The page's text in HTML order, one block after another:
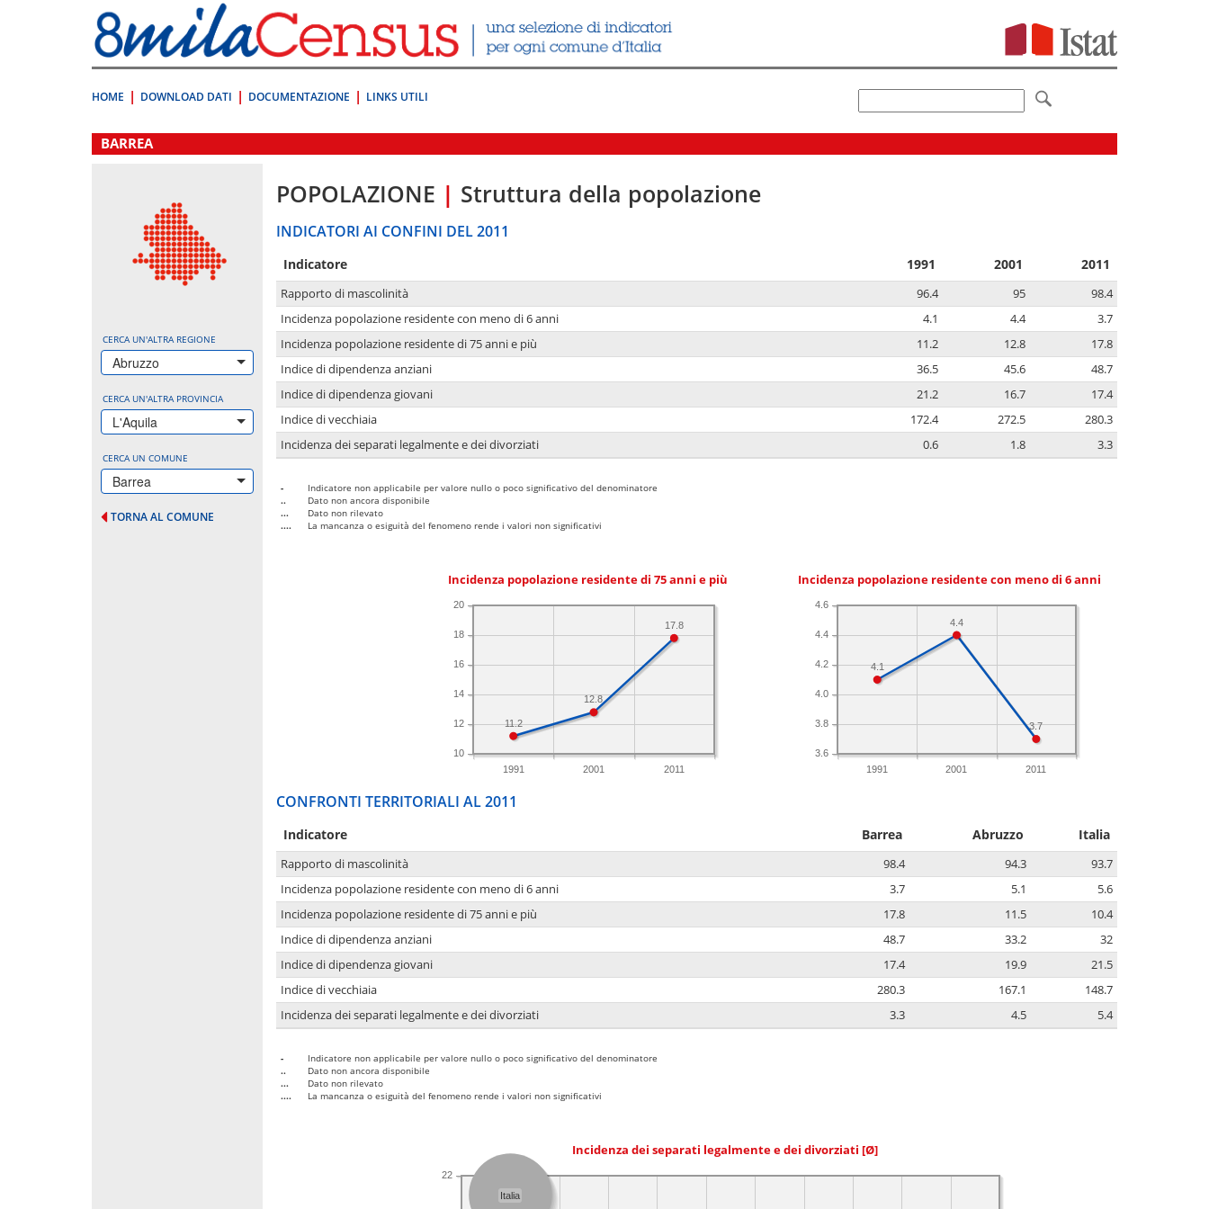
direttamente
a:
Contenuto
HOME DOWNLOAD DATI DOCUMENTAZIONE LINKS UTILI
.
BARREA
CERCA UN'ALTRA REGIONE
Abruzzo
CERCA UN'ALTRA PROVINCIA
L'Aquila
CERCA UN COMUNE
Barrea
TORNA AL COMUNE
POPOLAZIONE | Struttura della popolazione
INDICATORI AI CONFINI DEL 2011
Indicatore 1991 2001 2011
Rapporto di mascolinità 96.4 95
98.4
Incidenza popolazione residente con meno di 6 anni
4.1 4.4
3.7
Incidenza popolazione residente di 75 anni e più
11.2 12.8
17.8
Indice di dipendenza anziani
36.5 45.6
48.7
Indice di dipendenza giovani
21.2 16.7
17.4
Indice di vecchiaia
172.4 272.5
280.3
Incidenza dei separati legalmente e dei divorziati
0.6 1.8 3.3
-
Indicatore non applicabile per valore nullo o poco significativo del denominatore
..
Dato non ancora disponibile
...
Dato non rilevato
....
La mancanza o esiguità del fenomeno rende i valori non significativi
Incidenza popolazione residente di 75 anni e più
1991 2001 2011
10
12
14
16
18
20
17.8
12.8
11.2
Incidenza popolazione residente con meno di 6 anni
1991 2001 2011
3.6
3.8
4.0
4.2
4.4
4.6
3.7
4.4
4.1
CONFRONTI TERRITORIALI AL 2011
Indicatore Barrea Abruzzo Italia
Rapporto di mascolinità 98.4 94.3
93.7
Incidenza popolazione residente con meno di 6 anni
3.7 5.1
5.6
Incidenza popolazione residente di 75 anni e più
17.8 11.5
10.4
Indice di dipendenza anziani
48.7 33.2
32
Indice di dipendenza giovani
17.4 19.9
21.5
Indice di vecchiaia
280.3 167.1
148.7
Incidenza dei separati legalmente e dei divorziati
3.3 4.5 5.4
-
Indicatore non applicabile per valore nullo o poco significativo del denominatore
..
Dato non ancora disponibile
...
Dato non rilevato
....
La mancanza o esiguità del fenomeno rende i valori non significativi
Incidenza dei separati legalmente e dei divorziati [Ø]
22
Italia